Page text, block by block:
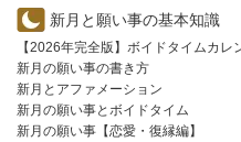
新月と願い事の基本知識
【2026年完全版】ボイドタイムカレ
新月の願い事の書き方
新月とアファメーション
新月の願い事とボイドタイム
新月の願い事【恋愛・復縁編】